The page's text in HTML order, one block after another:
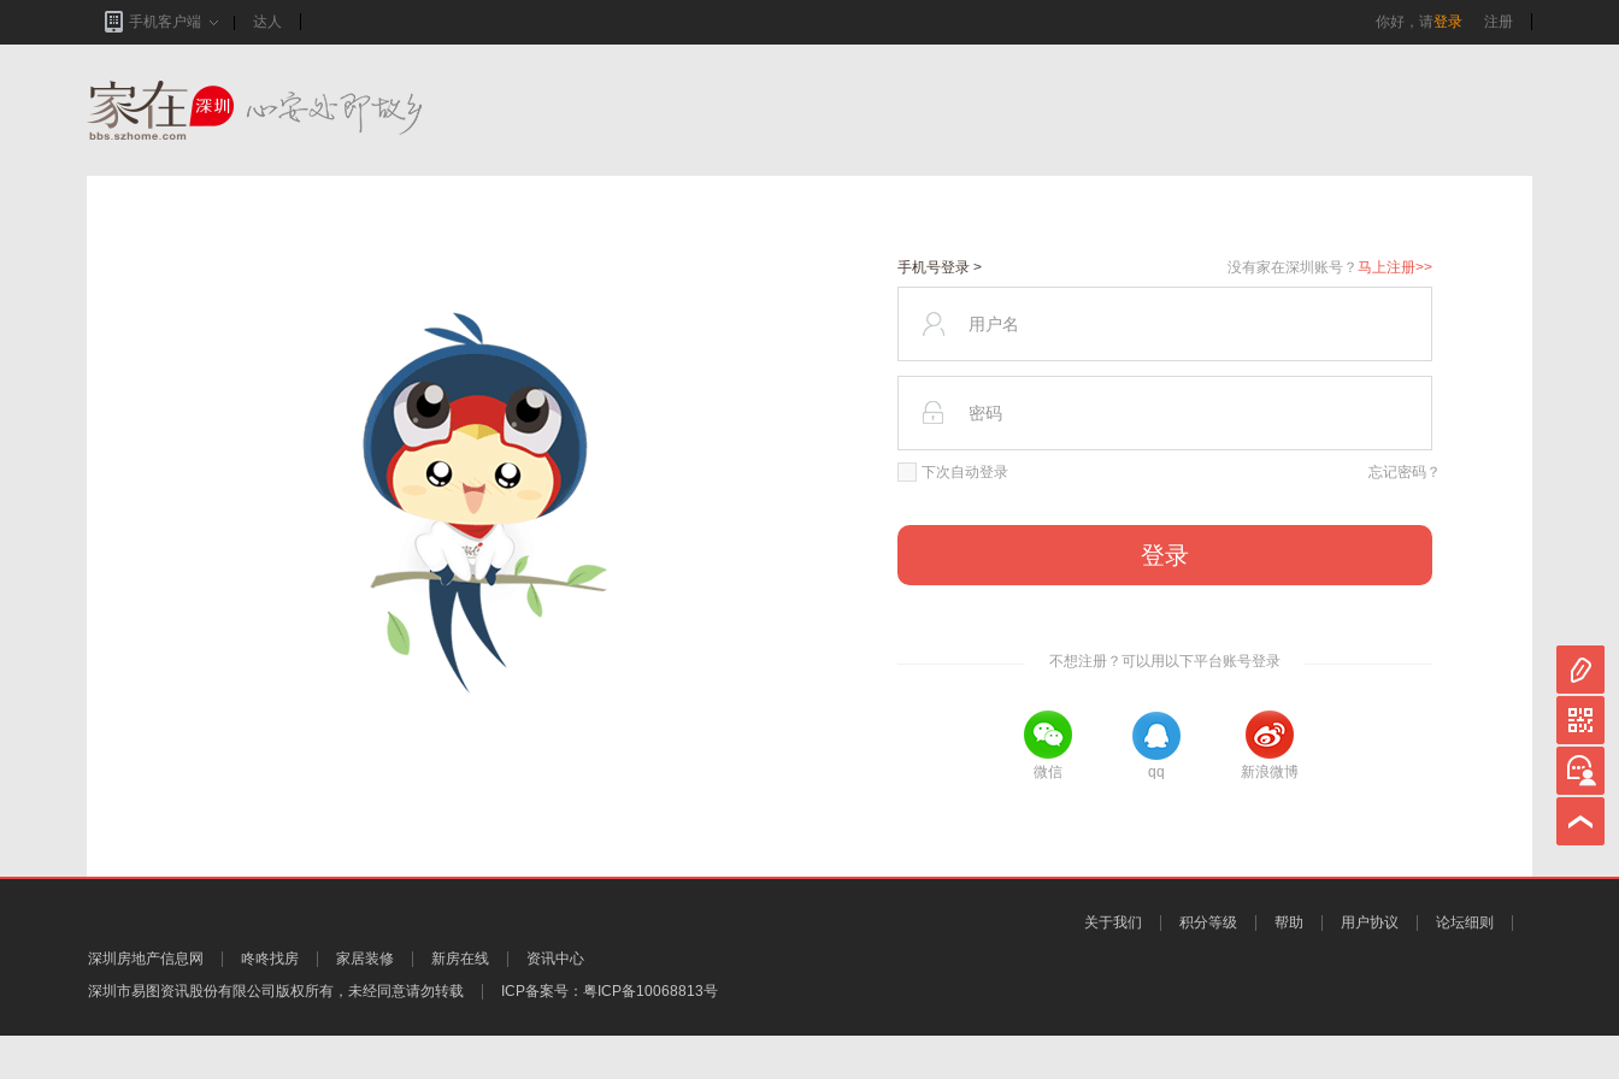
手机客户端 达人 你好，请登录 注册
手机号登录 > 没有家在深圳账号？ 马上注册>>
下次自动登录 忘记密码？
登录
不想注册？可以用以下平台账号登录
微信 qq 新浪微博
深圳房地产信息网 咚咚找房 家居装修 新房在线
资讯中心
深圳市易图资讯股份有限公司 版权所有，未经同意请勿转载 ICP备案号： 粤ICP备10068813号
关于我们 积分等级 帮助 用户协议 论坛细则